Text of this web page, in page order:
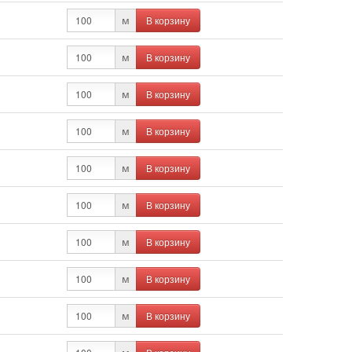
м В корзину
м В корзину
м В корзину
м В корзину
м В корзину
м В корзину
м В корзину
м В корзину
м В корзину